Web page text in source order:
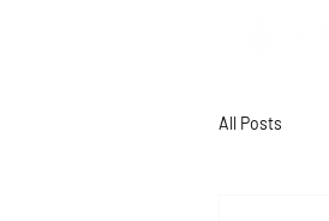
All Posts